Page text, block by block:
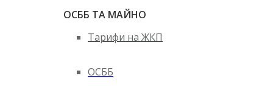
ОСББ ТА МАЙНО
Тарифи на ЖКП
ОСББ